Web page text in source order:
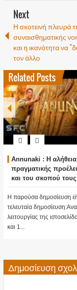
Next
Η σκοτεινή πλευρά
συναισθηματικής
και η ικανότητα να
τον άλλο
Related Posts
Annunaki : Η αλήθεια
πραγματικής
και του σκοπού τους
αναστολή
....
Η παρούσα δημοσίευση
τελευταία
λειτουργίας της
και 1...
Δημοσίευση